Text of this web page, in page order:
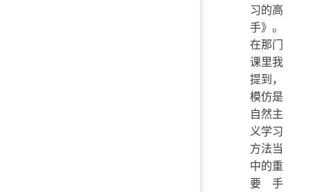
习的高
手》。
在那门
课里我
提到，
模仿是
自然主
义学习
方法当
中的重
要手